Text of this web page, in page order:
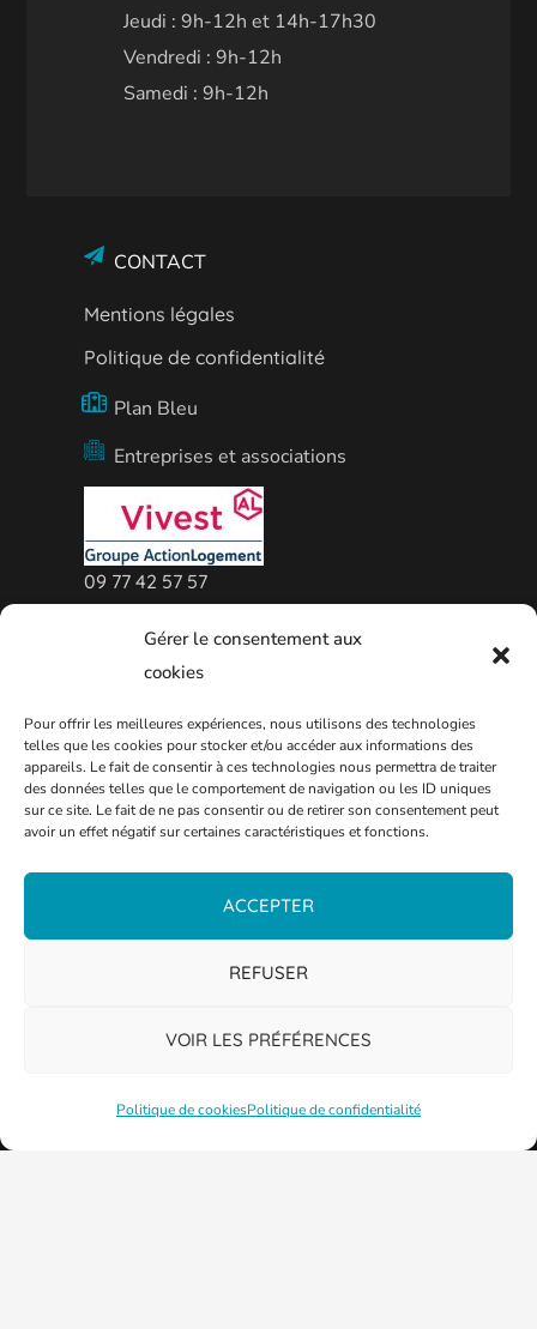
Gérer le consentement aux
cookies
Pour offrir les meilleures expériences, nous utilisons des technologies
telles que les cookies pour stocker et/ou accéder aux informations des
appareils. Le fait de consentir à ces technologies nous permettra de traiter
des données telles que le comportement de navigation ou les ID uniques
sur ce site. Le fait de ne pas consentir ou de retirer son consentement peut
avoir un effet négatif sur certaines caractéristiques et fonctions.
ACCEPTER
REFUSER
VOIR LES PRÉFÉRENCES
Politique de cookiesPolitique de confidentialité
Jeudi : 9h-12h et 14h-17h30
Vendredi : 9h-12h
Samedi : 9h-12h
CONTACT
Mentions légales
Politique de confidentialité
Plan Bleu
Entreprises et associations
09 77 42 57 57
PLAN DE LA VILLE